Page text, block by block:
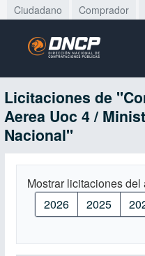
Ciudadano Comprador
Licitaciones de
Aerea Uoc 4 /
Nacional"
Mostrar licitaciones del
2026
2025